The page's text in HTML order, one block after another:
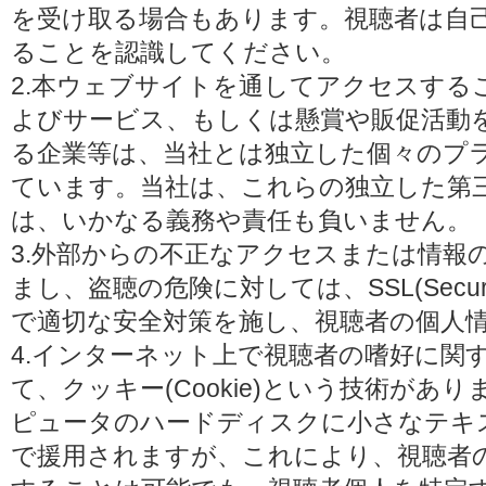
を受け取る場合もあります。視聴者は自
ることを認識してください。
2.本ウェブサイトを通してアクセスする
よびサービス、もしくは懸賞や販促活動
る企業等は、当社とは独立した個々のプ
ています。当社は、これらの独立した第
は、いかなる義務や責任も負いません。
3.外部からの不正なアクセスまたは情報
まし、盗聴の危険に対しては、
で適切な安全対策を施し、視聴者の個人
4.インターネット上で視聴者の嗜好に関
て、クッキー(Cookie)という技術があり
ピュータのハードディスクに小さなテ
で援用されますが、これにより、視聴